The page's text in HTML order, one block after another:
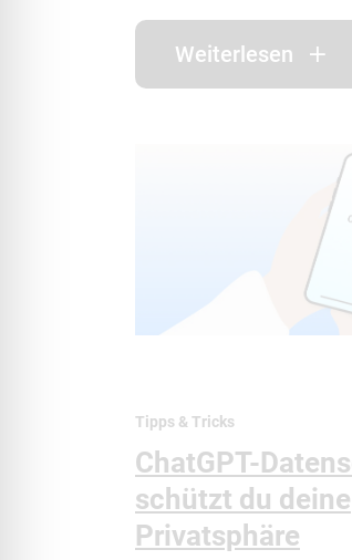
Weiterlesen
Tipps & Tricks
ChatGPT-
schützt du deine
Privatsphäre